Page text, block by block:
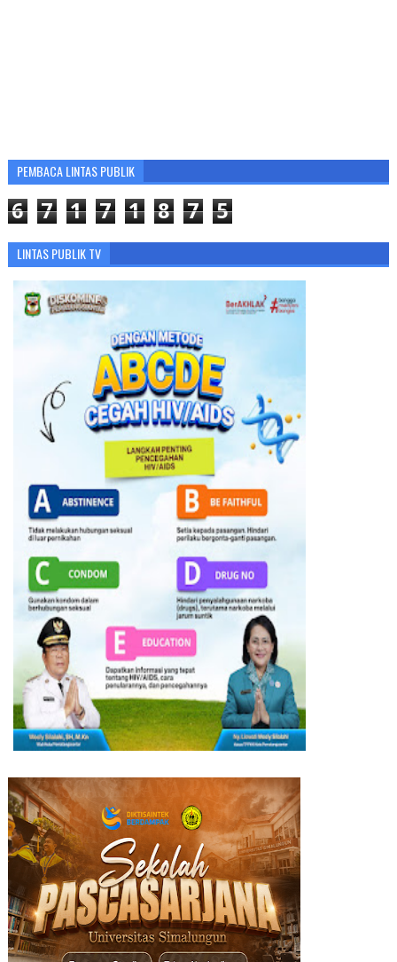
PEMBACA LINTAS PUBLIK
6 7 1 7 1 8 7 5
LINTAS PUBLIK TV